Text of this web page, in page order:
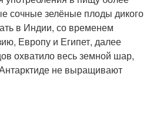
сочные зелёные плоды дикого
в Индии, со временем
Европу и Египет, далее
охватило весь земной шар,
не выращивают